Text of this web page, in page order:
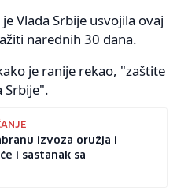
Vlada Srbije usvojila ovaj
narednih 30 dana.
je ranije rekao, "zaštite
Srbije".
izvoza oružja i
i sastanak sa